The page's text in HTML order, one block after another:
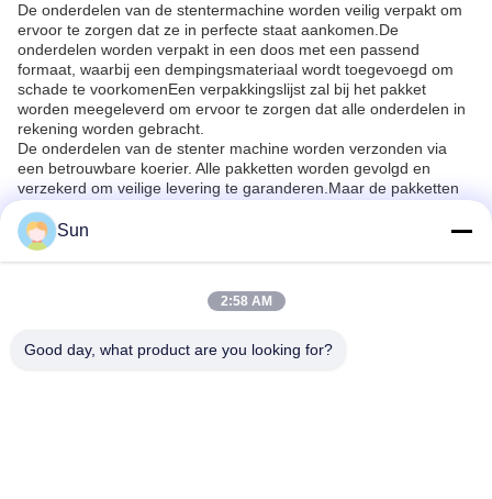
De onderdelen van de stentermachine worden veilig verpakt om
ervoor te zorgen dat ze in perfecte staat aankomen.De
onderdelen worden verpakt in een doos met een passend
formaat, waarbij een dempingsmateriaal wordt toegevoegd om
schade te voorkomenEen verpakkingslijst zal bij het pakket
worden meegeleverd om ervoor te zorgen dat alle onderdelen in
rekening worden gebracht.
De onderdelen van de stenter machine worden verzonden via
een betrouwbare koerier. Alle pakketten worden gevolgd en
verzekerd om veilige levering te garanderen.Maar de pakketten
worden meestal binnen 2-10 dagen geleverd..
Vragen:
Q1. Wat is de merknaam van Stenter Machine Parts?
A1. De merknaam van Stenter Machine Parts is Jayu, afkomstig
Wat doet Stenter Machine Parts?
Sun
2:58 AM
Good day, what product are you looking for?